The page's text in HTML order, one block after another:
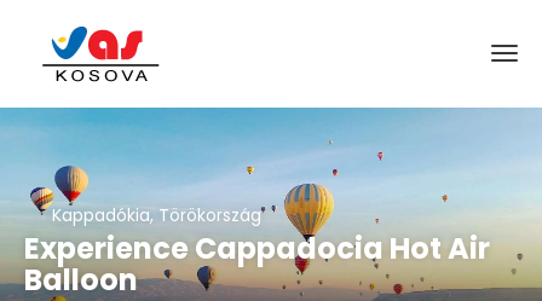
Kappadókia, Törökország
Experience Cappadocia Hot Air
Balloon